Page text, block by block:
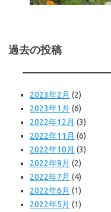
過去の投稿
2023年2月 (2)
2023年1月 (6)
2022年12月 (3)
2022年11月 (6)
2022年10月 (3)
2022年9月 (2)
2022年7月 (4)
2022年6月 (1)
2022年5月 (1)